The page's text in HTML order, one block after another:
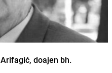
doajen bh.